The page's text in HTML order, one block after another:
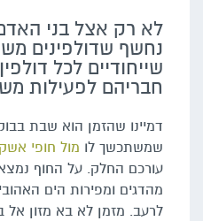
לא רק אצל בני
נחשף שדולפינים
שייחודיים לכל
חבריהם לפעילות
דמיינו שהזמן הוא שבת
שמשתכשך לו מול חופי
עורכם החלק. על החוף
מהדגים ומפירות הים
לרעב. מזמן לא בא מזון אל